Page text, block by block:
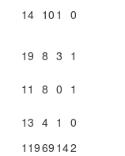
14 10 1 0
19 8 3 1
11 8 0 1
13 4 1
0
11969 142